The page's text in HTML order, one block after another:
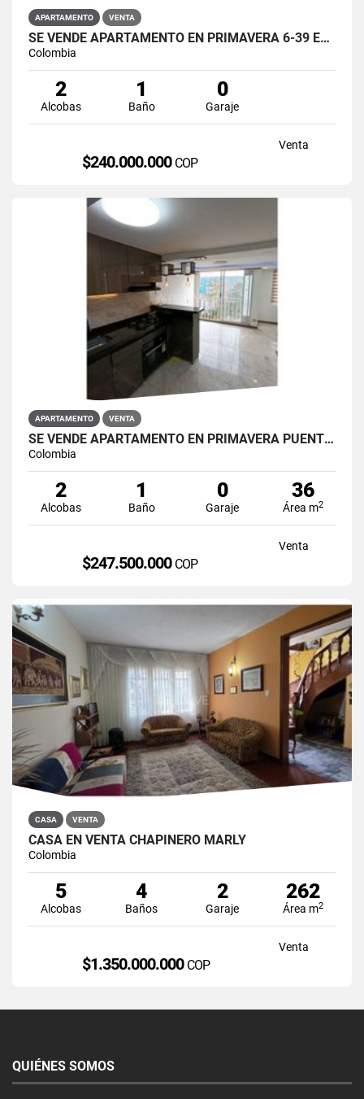
APARTAMENTO VENTA
SE VENDE APARTAMENTO EN PRIMAVERA 6-39 ET 2 PUENTE ARANDA
Colombia
2
Alcobas
1
Baño
0
Garaje
Venta
$240.000.000 COP
APARTAMENTO VENTA
SE VENDE APARTAMENTO EN PRIMAVERA PUENTE ARANDA
Colombia
2
Alcobas
1
Baño
0
Garaje
36
Área m2
Venta
$247.500.000 COP
CASA VENTA
CASA EN VENTA CHAPINERO MARLY
Colombia
5
Alcobas
4
Baños
2
Garaje
262
Área m2
Venta
$1.350.000.000 COP
QUIÉNES SOMOS